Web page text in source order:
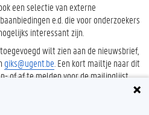
een selectie van externe
e.d. die voor onderzoekers
interessant zijn.
wilt zien aan de nieuwsbrief,
giks@ugent.be . Een kort mailtje naar dit
of af te melden voor de mailinglijst.